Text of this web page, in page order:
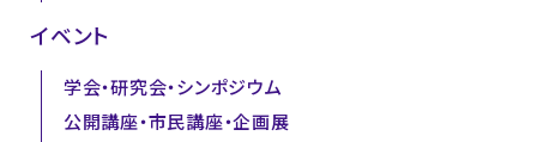
イベント
学会・研究会・シンポジウム
公開講座・市民講座・企画展